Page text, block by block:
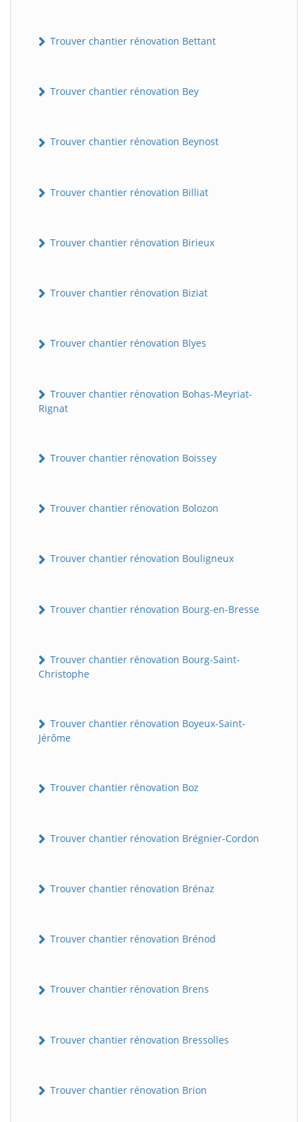
Trouver chantier rénovation Bettant
Trouver chantier rénovation Bey
Trouver chantier rénovation Beynost
Trouver chantier rénovation Billiat
Trouver chantier rénovation Birieux
Trouver chantier rénovation Biziat
Trouver chantier rénovation Blyes
Trouver chantier rénovation Bohas-Meyriat-
Rignat
Trouver chantier rénovation Boissey
Trouver chantier rénovation Bolozon
Trouver chantier rénovation Bouligneux
Trouver chantier rénovation Bourg-en-Bresse
Trouver chantier rénovation Bourg-Saint-
Christophe
Trouver chantier rénovation Boyeux-Saint-
Jérôme
Trouver chantier rénovation Boz
Trouver chantier rénovation Brégnier-Cordon
Trouver chantier rénovation Brénaz
Trouver chantier rénovation Brénod
Trouver chantier rénovation Brens
Trouver chantier rénovation Bressolles
Trouver chantier rénovation Brion